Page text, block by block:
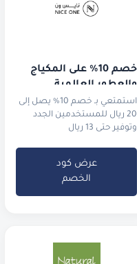
خصم 10% على المكياج
والعطور العالمية
استمتعي بـ خصم 10% يصل إلى
20 ريال للمستخدمين الجدد
وتوفير حتى 13 ريال
عرض كود
الخصم